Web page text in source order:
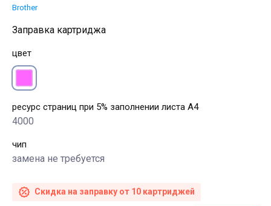
Brother
Заправка картриджа
цвет
ресурс страниц при 5% заполнении листа А4
4000
чип
замена не требуется
Скидка на заправку от 10 картриджей